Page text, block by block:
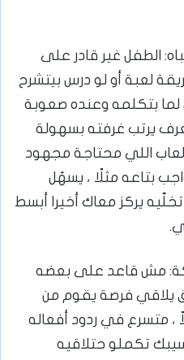
الطفل غير قادر على
لعبة أو لو درس بيتشرح
لما بتكلمه وعنده صعوبة
يرتب غرفته بسهولة
اللي محتاجة مجهود
بتاعه مثلًا ، يسهُل
يركز معاك أخيرا أبسط
مش قاعد على بعضه
يلاقي فرصة يقوم من
، متسرع في ردود أفعاله
تكملو حتلاقيه